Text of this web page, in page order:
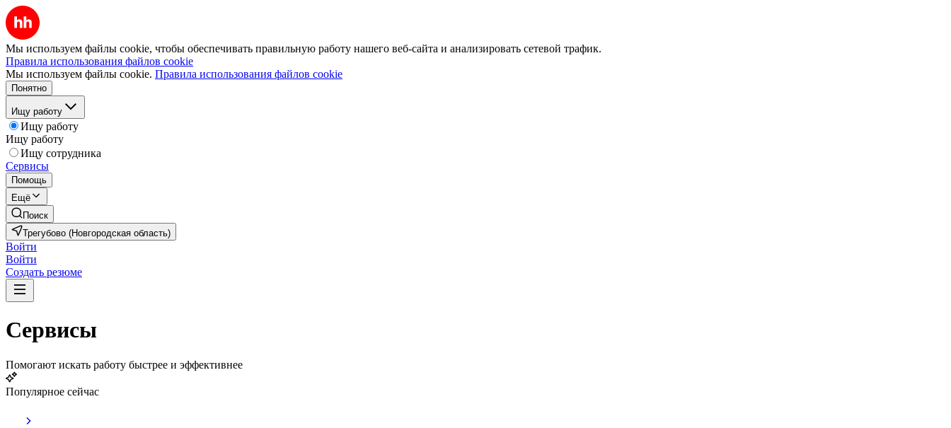
Мы используем файлы cookie, чтобы обеспечивать правильную работу нашего веб-сайта и анализировать сетевой трафик.
Правила использования файлов cookie
Мы используем файлы cookie. Правила использования файлов cookie
Понятно
Ищу работу
Ищу работу
Ищу работу
Ищу сотрудника
Сервисы
Помощь
Ещё
Поиск
Трегубово (Новгородская область)
Войти
Войти
Создать резюме
Сервисы
Помогают искать работу быстрее и эффективнее
Популярное сейчас